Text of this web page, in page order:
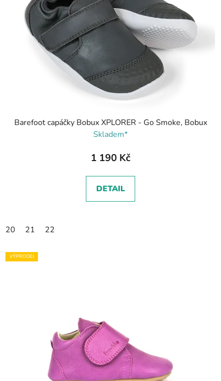
Barefoot capáčky Bobux XPLORER - Go Smoke, Bobux
Skladem*
1 190 Kč
DETAIL
20 21 22
VÝPRODEJ